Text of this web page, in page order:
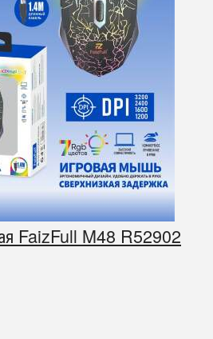
FaizFull M48 R52902